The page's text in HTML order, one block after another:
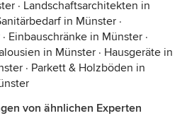
· Landschaftsarchitekten in
in Münster ·
· Einbauschränke in Münster ·
in Münster · Hausgeräte in
· Parkett & Holzböden in
von ähnlichen Experten